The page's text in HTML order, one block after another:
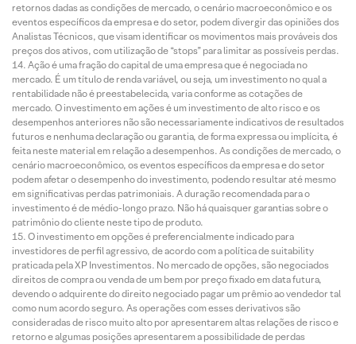
retornos dadas as condições de mercado, o cenário macroeconômico e os
eventos específicos da empresa e do setor, podem divergir das opiniões dos
Analistas Técnicos, que visam identificar os movimentos mais prováveis dos
preços dos ativos, com utilização de “stops” para limitar as possíveis perdas.
Ação é uma fração do capital de uma empresa que é negociada no
mercado. É um título de renda variável, ou seja, um investimento no qual a
rentabilidade não é preestabelecida, varia conforme as cotações de
mercado. O investimento em ações é um investimento de alto risco e os
desempenhos anteriores não são necessariamente indicativos de resultados
futuros e nenhuma declaração ou garantia, de forma expressa ou implícita, é
feita neste material em relação a desempenhos. As condições de mercado, o
cenário macroeconômico, os eventos específicos da empresa e do setor
podem afetar o desempenho do investimento, podendo resultar até mesmo
em significativas perdas patrimoniais. A duração recomendada para o
investimento é de médio-longo prazo. Não há quaisquer garantias sobre o
patrimônio do cliente neste tipo de produto.
O investimento em opções é preferencialmente indicado para
investidores de perfil agressivo, de acordo com a política de suitability
praticada pela XP Investimentos. No mercado de opções, são negociados
direitos de compra ou venda de um bem por preço fixado em data futura,
devendo o adquirente do direito negociado pagar um prêmio ao vendedor tal
como num acordo seguro. As operações com esses derivativos são
consideradas de risco muito alto por apresentarem altas relações de risco e
retorno e algumas posições apresentarem a possibilidade de perdas